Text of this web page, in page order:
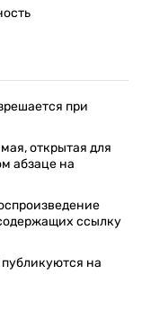
при
открытая для
абзаце на
ссылку
на